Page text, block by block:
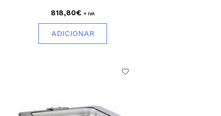
818,80€ + IVA
ADICIONAR